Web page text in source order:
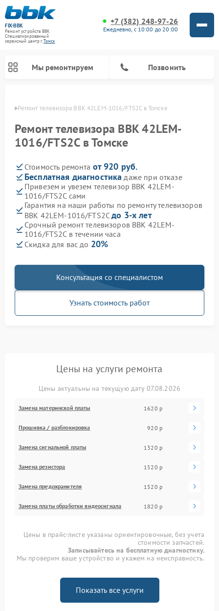
FIX-BBK
Ремонт устройств BBK
Специализированный
cервисный центр г.Томск
+7 (382) 248-97-26
Ежедневно, с 10:00 до 20:00
Мы ремонтируем Позвонить
Ремонт телевизора BBK 42LEM-1016/FTS2C в Томске
Ремонт телевизора BBK 42LEM-
1016/FTS2C в Томске
Стоимость ремонта от 920 руб.
Бесплатная диагностика даже при отказе
Привезем и увезем телевизор BBK 42LEM-
1016/FTS2C сами
Гарантия на наши работы по ремонту телевизоров
BBK 42LEM-1016/FTS2Cдо 3-х лет
Срочный ремонт телевизоров BBK 42LEM-
1016/FTS2C в течении часа
Скидка для вас до 20%
Консультация со специалистом
Узнать стоимость работ
Цены на услуги ремонта
Цены актуальны на текущую дату 07.08.2026
Замена материнской платы 1620 р
Прошивка / разблокировка 920 р
Замена сигнальной платы 1320 р
Замена резистора 1520 р
Замена предохранителя 1520 р
Замена платы обработки видеосигнала 1820 р
Цены в прайс-листе указаны ориентировочные, без учета
стоимости запчастей.
Записывайтесь на бесплатную диагностику.
Мы проверим ваше устройство и укажем на неисправность.
Показать все услуги